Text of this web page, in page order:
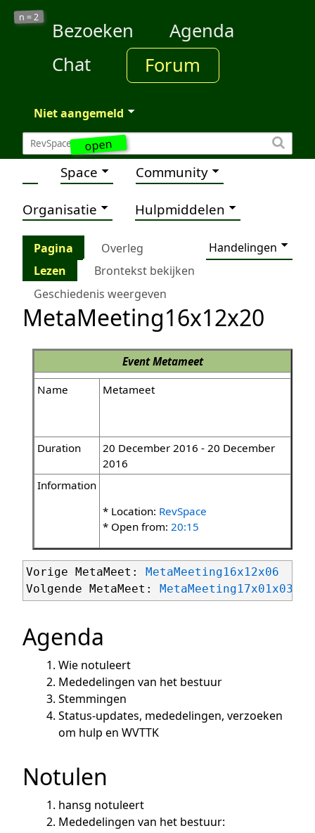
open
n =2
Bezoeken
Agenda
Chat
Forum
Niet aangemeld
Space Community
Organisatie Hulpmiddelen
Pagina Overleg
Handelingen
Lezen
Brontekst bekijken
Geschiedenis weergeven
MetaMeeting16x12x20
EventMetameet
Name
Metameet
Duration
20 December 2016 - 20 December
2016
Information
* Location: RevSpace
* Open from: 20:15
Vorige MetaMeet:
MetaMeeting16x12x06
Volgende MetaMeet:
MetaMeeting17x01x03
Agenda
Wie notuleert
Mededelingen van het bestuur
Stemmingen
Status-updates, mededelingen, verzoeken
om hulp en WVTTK
Notulen
hansg notuleert
Mededelingen van het bestuur: